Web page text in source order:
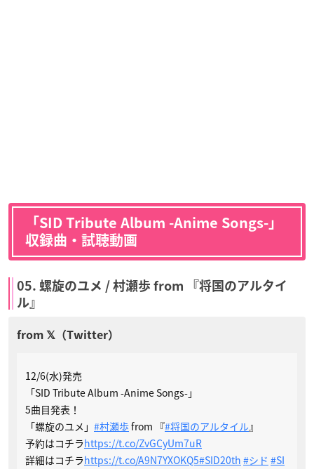
「SID Tribute Album -Anime Songs-」
収録曲・試聴動画
05. 螺旋のユメ / 村瀬歩 from 『将国のアルタイ
ル』
12/6(水)発売
「SID Tribute Album -Anime Songs-」
5曲目発表！
「螺旋のユメ」 #村瀬歩from 『#将国のアルタイル』
予約はコチラhttps://t.co/ZvGCyUm7uR
詳細はコチラhttps://t.co/A9N7YXOKQ5#SID20th #シド #SI